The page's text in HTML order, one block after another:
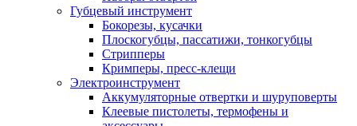
Губцевый инструмент
Бокорезы, кусачки
Плоскогубцы, пассатижи, тонкогубцы
Стрипперы
Кримперы, пресс-клещи
Электроинструмент
Аккумуляторные отвертки и шуруповерты
Клеевые пистолеты, термофены и